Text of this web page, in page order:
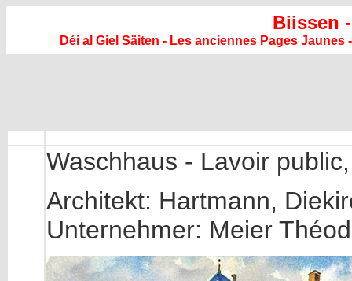
Biissen
Déi al Giel Säiten - Les anciennes Pages
Waschhaus - Lavoir
Architekt: Hartmann,
Unternehmer: Meier